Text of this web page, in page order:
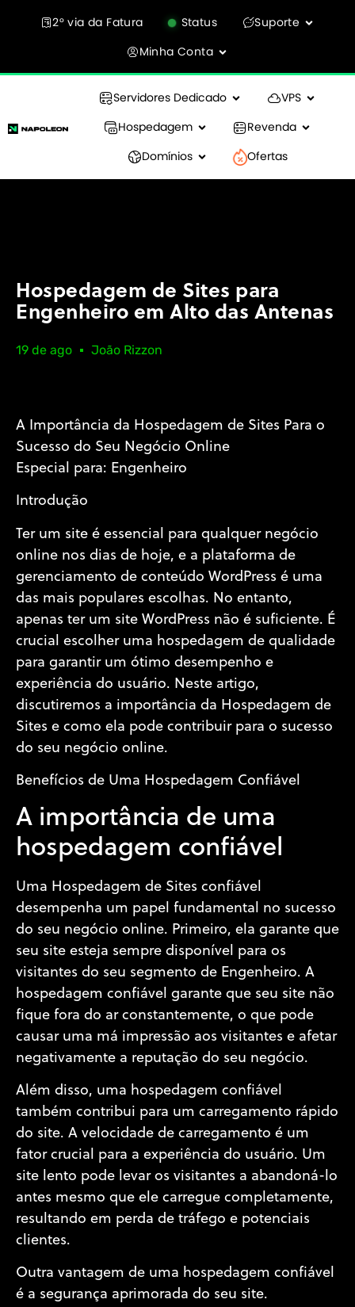
2° via da Fatura Status
Suporte
Minha Conta
Servidores Dedicado
VPS
Hospedagem
Revenda
Domínios
Ofertas
Hospedagem de Sites para
Engenheiro em Alto das Antenas
19 de ago João Rizzon
A Importância da Hospedagem de Sites Para o
Sucesso do Seu Negócio Online
Especial para: Engenheiro
Introdução
Ter um site é essencial para qualquer negócio
online nos dias de hoje, e a plataforma de
gerenciamento de conteúdo WordPress é uma
das mais populares escolhas. No entanto,
apenas ter um site WordPress não é suficiente. É
crucial escolher uma hospedagem de qualidade
para garantir um ótimo desempenho e
experiência do usuário. Neste artigo,
discutiremos a importância da Hospedagem de
Sites e como ela pode contribuir para o sucesso
do seu negócio online.
Benefícios de Uma Hospedagem Confiável
A importância de uma
hospedagem confiável
Uma Hospedagem de Sites confiável
desempenha um papel fundamental no sucesso
do seu negócio online. Primeiro, ela garante que
seu site esteja sempre disponível para os
visitantes do seu segmento de Engenheiro. A
hospedagem confiável garante que seu site não
fique fora do ar constantemente, o que pode
causar uma má impressão aos visitantes e afetar
negativamente a reputação do seu negócio.
Além disso, uma hospedagem confiável
também contribui para um carregamento rápido
do site. A velocidade de carregamento é um
fator crucial para a experiência do usuário. Um
site lento pode levar os visitantes a abandoná-lo
antes mesmo que ele carregue completamente,
resultando em perda de tráfego e potenciais
clientes.
Outra vantagem de uma hospedagem confiável
é a segurança aprimorada do seu site.